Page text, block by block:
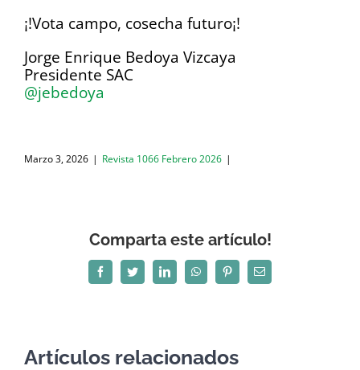
¡!Vota campo, cosecha futuro¡!
Jorge Enrique Bedoya Vizcaya
Presidente SAC
@jebedoya
Marzo 3, 2026 | Revista 1066 Febrero 2026 |
Comparta este artículo!
FacebookTwitterLinkedInWhatsAppPinterestCorreo
electrónico
Artículos relacionados